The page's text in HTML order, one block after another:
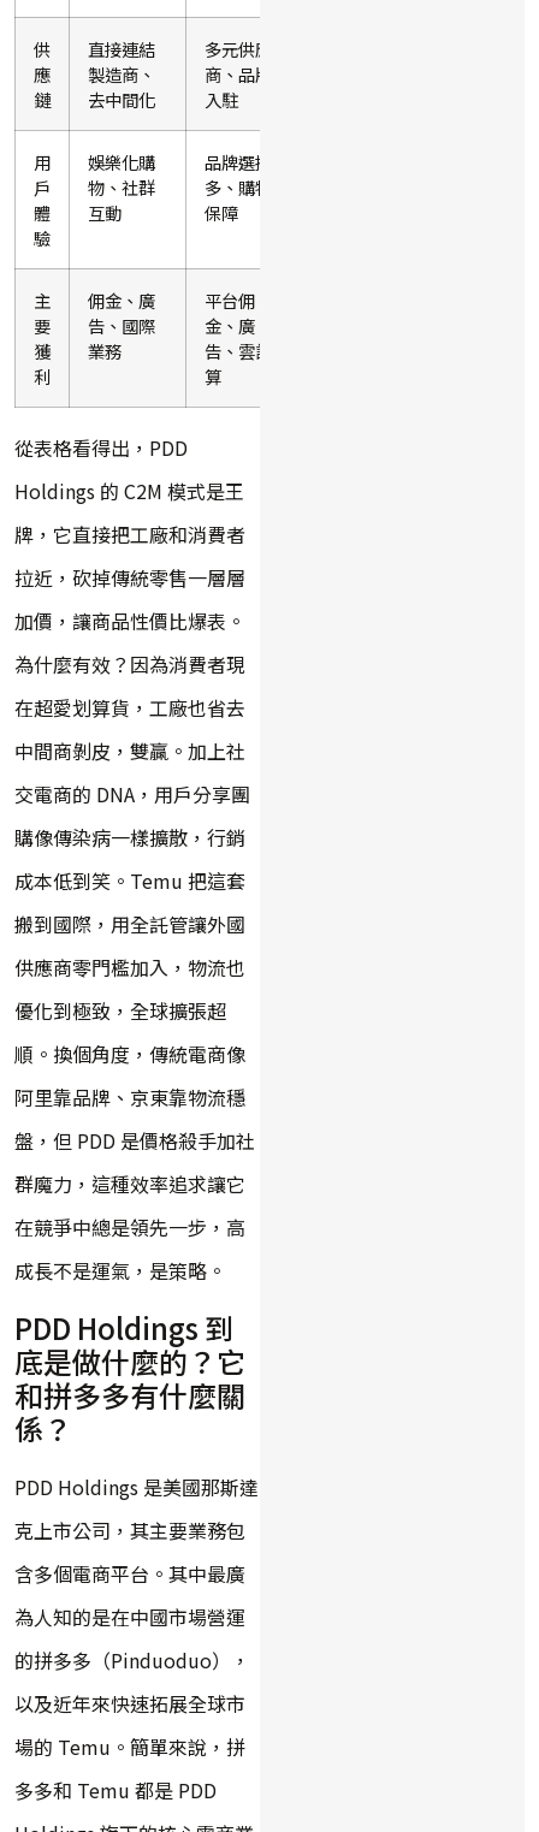
供
應
鏈
直接連結
製造商、
去中間化
多元供應
商、品牌
入駐
用
戶
體
驗
娛樂化購
物、社群
互動
品牌選擇
多、購物
保障
主
要
獲
利
佣金、廣
告、國際
業務
平台佣
金、廣
告、雲計
算
從表格看得出，PDD
Holdings 的 C2M 模式是王
牌，它直接把工廠和消費者
拉近，砍掉傳統零售一層層
加價，讓商品性價比爆表。
為什麼有效？因為消費者現
在超愛划算貨，工廠也省去
中間商剝皮，雙贏。加上社
交電商的 DNA，用戶分享團
購像傳染病一樣擴散，行銷
成本低到笑。Temu 把這套
搬到國際，用全託管讓外國
供應商零門檻加入，物流也
優化到極致，全球擴張超
順。換個角度，傳統電商像
阿里靠品牌、京東靠物流穩
盤，但 PDD 是價格殺手加社
群魔力，這種效率追求讓它
在競爭中總是領先一步，高
成長不是運氣，是策略。
PDD Holdings 到
底是做什麼的？它
和拼多多有什麼關
係？
PDD Holdings 是美國那斯達
克上市公司，其主要業務包
含多個電商平台。其中最廣
為人知的是在中國市場營運
的拼多多（Pinduoduo），
以及近年來快速拓展全球市
場的 Temu。簡單來說，拼
多多和 Temu 都是 PDD